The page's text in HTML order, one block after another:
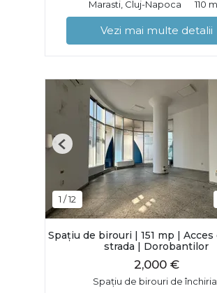
Marasti, Cluj-Napoca
110
Vezi mai multe detalii
1 /12
Previous
Spațiu de birouri | 151 mp |
strada | Dorobantilor
2,000 €
Spațiu de birouri de